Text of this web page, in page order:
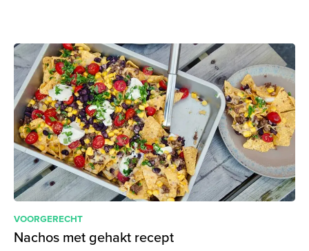
VOORGERECHT
Nachos met gehakt recept